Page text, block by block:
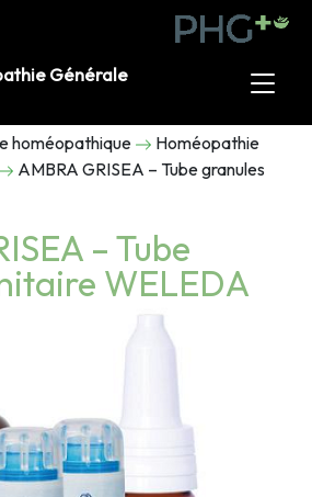
Générale
homéopathique
Homéopathie
AMBRA GRISEA – Tube granules
– Tube
WELEDA